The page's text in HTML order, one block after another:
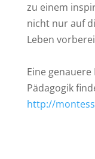
zu einem
nicht nur auf
Leben
Eine
Pädagogik
http://